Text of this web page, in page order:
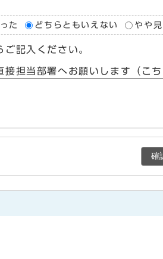
た どちらともいえない やや
記入ください。
担当部署へお願いします（こ
確